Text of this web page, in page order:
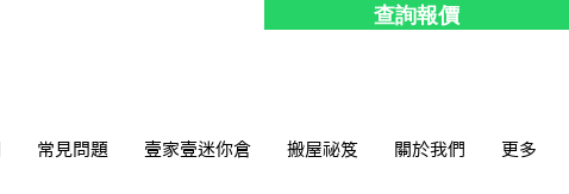
查詢報價
常見問題 壹家壹迷你倉 搬屋祕笈 關於我們 更多